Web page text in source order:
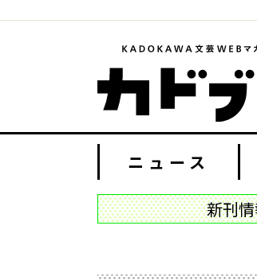
ニュース
新刊